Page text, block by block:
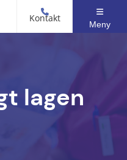
Kontakt
Meny
lagen